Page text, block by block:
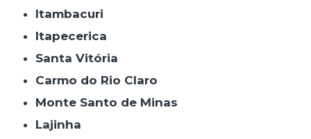
Itambacuri
Itapecerica
Santa Vitória
Carmo do Rio Claro
Monte Santo de Minas
Lajinha